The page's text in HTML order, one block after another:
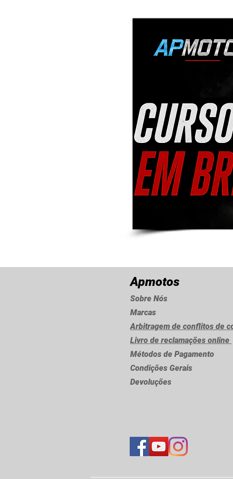
Apmotos
Sobre Nós
Marcas
Arbitragem de conflitos de
Livro de reclamações online
Métodos de Pagamento
Condições Gerais
Devoluções